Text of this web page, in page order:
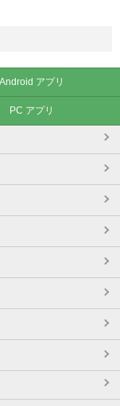
Android アプリ
PC アプリ